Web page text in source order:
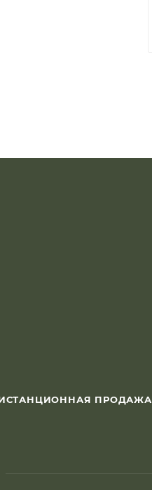
ПРОДАЖА